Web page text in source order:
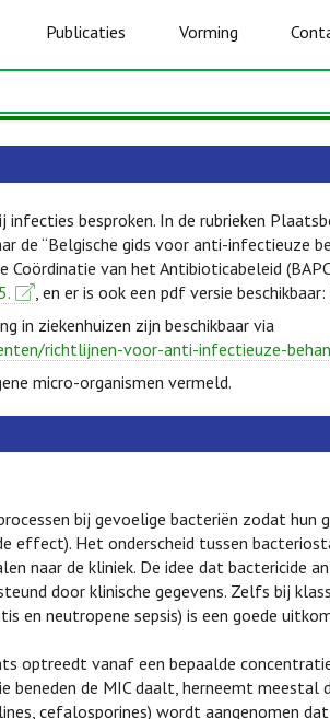
Publicaties Vorming
besproken. In de rubrieken
de “Belgische gids voor anti-infectieuze
van het Antibioticabeleid
, en er is ook een pdf versie
in ziekenhuizen zijn beschikbaar via
richtlijnen-voor-anti-infectieuze-
micro-organismen vermeld.
bij gevoelige bacteriën zodat
Het onderscheid tussen
naar de kliniek. De idee dat bactericide
door klinische gegevens. Zelfs bij
en neutropene sepsis) is een goede
optreedt vanaf een bepaalde
beneden de MIC daalt, herneemt meestal
cefalosporines) wordt aangenomen